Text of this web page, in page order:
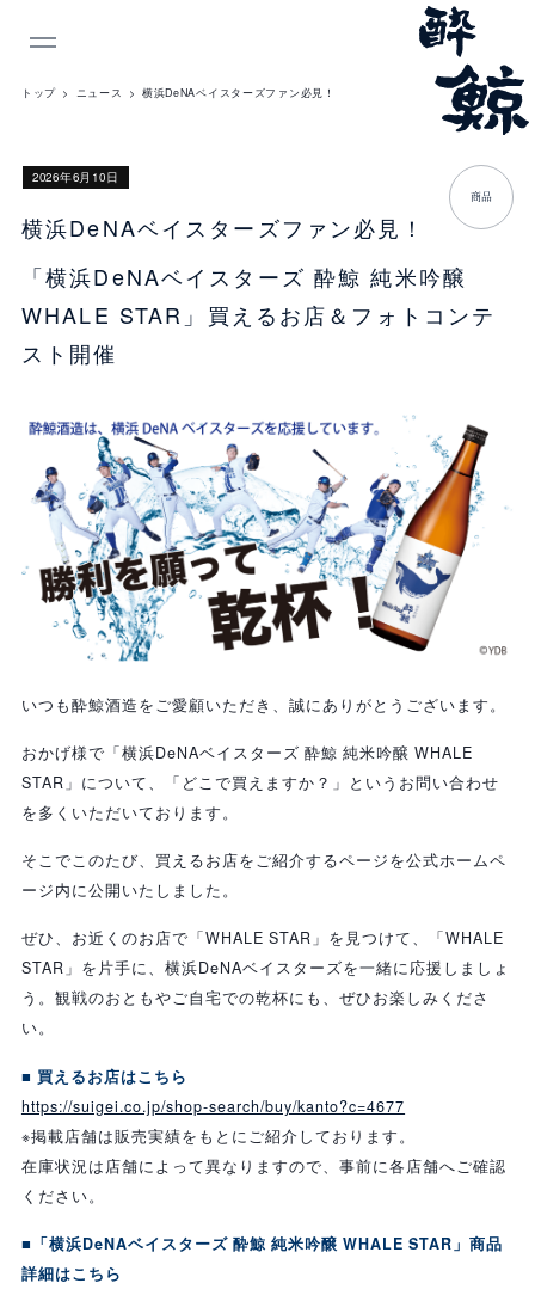
INDEX
トップ ニュース 横浜DeNAベイスターズファン必見！
商品
2026年6月10日
横浜DeNAベイスターズファン必見！
「横浜DeNAベイスターズ 酔鯨 純米吟醸
WHALE STAR」買えるお店＆フォトコンテ
スト開催
いつも酔鯨酒造をご愛顧いただき、誠にありがとうございます。
おかげ様で「横浜DeNAベイスターズ 酔鯨 純米吟醸 WHALE
STAR」について、「どこで買えますか？」というお問い合わせ
を多くいただいております。
そこでこのたび、買えるお店をご紹介するページを公式ホームペ
ージ内に公開いたしました。
ぜひ、お近くのお店で「WHALE STAR」を見つけて、「WHALE
STAR」を片手に、横浜DeNAベイスターズを一緒に応援しましょ
う。観戦のおともやご自宅での乾杯にも、ぜひお楽しみくださ
い。
■ 買えるお店はこちら
https://suigei.co.jp/shop-search/buy/kanto?c=4677
※掲載店舗は販売実績をもとにご紹介しております。
在庫状況は店舗によって異なりますので、事前に各店舗へご確認
ください。
■「横浜DeNAベイスターズ 酔鯨 純米吟醸 WHALE STAR」商品
詳細はこちら